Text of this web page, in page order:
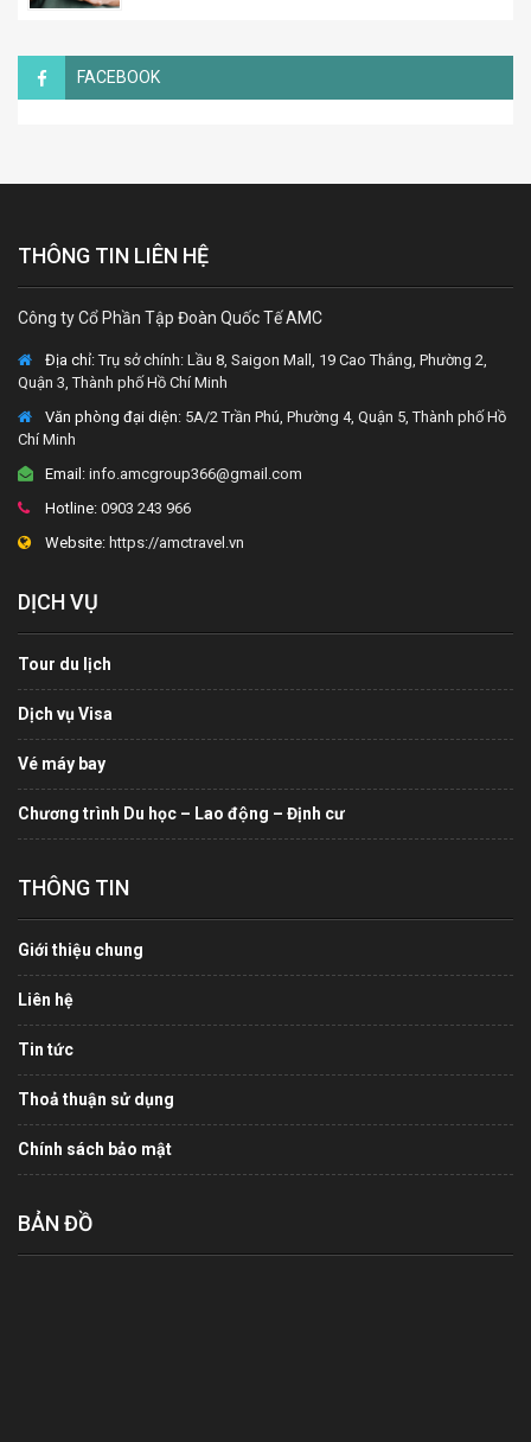
FACEBOOK
THÔNG TIN LIÊN HỆ
Công ty Cổ Phần Tập Đoàn Quốc Tế AMC
Địa chỉ:Trụ sở chính: Lầu 8, Saigon Mall, 19 Cao Thắng, Phường 2,
Quận 3, Thành phố Hồ Chí Minh
Văn phòng đại diện: 5A/2 Trần Phú, Phường 4, Quận 5, Thành phố Hồ
Chí Minh
Email: info.amcgroup366@gmail.com
Hotline: 0903 243 966
Website: https://amctravel.vn
DỊCH VỤ
Tour du lịch
Dịch vụ Visa
Vé máy bay
Chương trình Du học – Lao động – Định cư
THÔNG TIN
Giới thiệu chung
Liên hệ
Tin tức
Thoả thuận sử dụng
Chính sách bảo mật
BẢN ĐỒ